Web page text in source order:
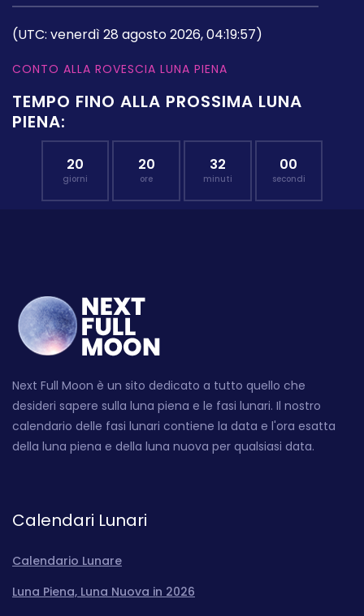
(UTC: venerdì 28 agosto 2026, 04:19:57)
CONTO ALLA ROVESCIA LUNA PIENA
TEMPO FINO ALLA PROSSIMA LUNA
PIENA:
20
giorni
20
ore
31
minuti
59
secondi
Next Full Moon è un sito dedicato a tutto quello che
desideri sapere sulla luna piena e le fasi lunari. Il nostro
calendario delle fasi lunari contiene la data e l'ora esatta
della luna piena e della luna nuova per qualsiasi data.
Calendari Lunari
Calendario Lunare
Luna Piena, Luna Nuova in 2026